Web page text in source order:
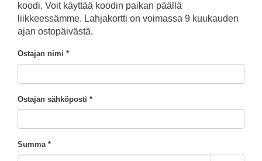
koodi. Voit käyttää koodin paikan päällä
liikkeessämme. Lahjakortti on voimassa 9 kuukauden
ajan ostopäivästä.
Ostajan nimi *
Ostajan sähköposti *
Summa *